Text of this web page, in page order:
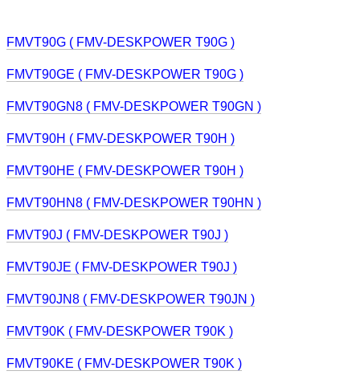
FMVT90G ( FMV-DESKPOWER T90G )
FMVT90GE ( FMV-DESKPOWER T90G )
FMVT90GN8 ( FMV-DESKPOWER T90GN )
FMVT90H ( FMV-DESKPOWER T90H )
FMVT90HE ( FMV-DESKPOWER T90H )
FMVT90HN8 ( FMV-DESKPOWER T90HN )
FMVT90J ( FMV-DESKPOWER T90J )
FMVT90JE ( FMV-DESKPOWER T90J )
FMVT90JN8 ( FMV-DESKPOWER T90JN )
FMVT90K ( FMV-DESKPOWER T90K )
FMVT90KE ( FMV-DESKPOWER T90K )